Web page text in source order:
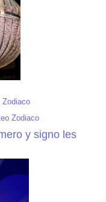
Zodiaco
Zodiaco
y signo les